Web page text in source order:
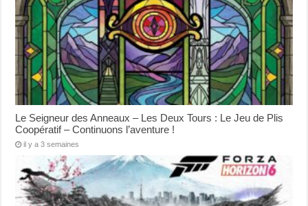
Le Seigneur des Anneaux – Les Deux Tours : Le Jeu de Plis
Coopératif – Continuons l’aventure !
il y a 3 semaines